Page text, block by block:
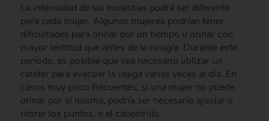
La intensidad de las molestias podrá ser diferente
para cada mujer. Algunas mujeres podrían tener
dificultades para orinar por un tiempo u orinar con
mayor lentitud que antes de la cirugía. Durante este
período, es posible que sea necesario utilizar un
catéter para evacuar la vejiga varias veces al día. En
casos muy poco frecuentes, si una mujer no puede
orinar por sí misma, podría ser necesario ajustar o
retirar los puntos, o el cabestrillo.